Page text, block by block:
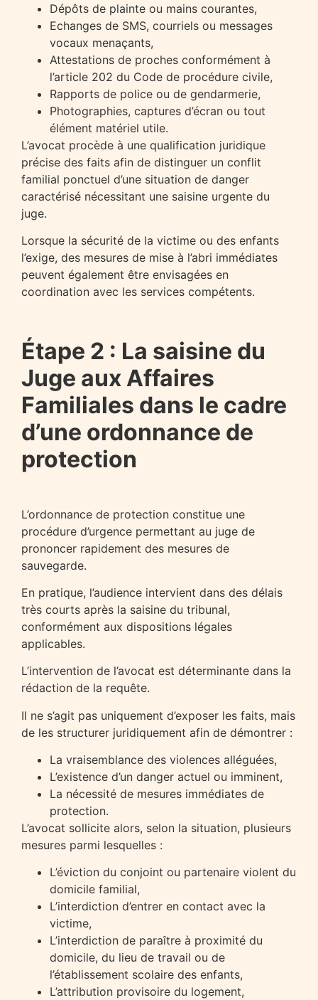
Dépôts de plainte ou mains courantes,
Echanges de SMS, courriels ou messages
vocaux menaçants,
Attestations de proches conformément à
l’article 202 du Code de procédure civile,
Rapports de police ou de gendarmerie,
Photographies, captures d’écran ou tout
élément matériel utile.
L’avocat procède à une qualification juridique
précise des faits afin de distinguer un conflit
familial ponctuel d’une situation de danger
caractérisé nécessitant une saisine urgente du
juge.
Lorsque la sécurité de la victime ou des enfants
l’exige, des mesures de mise à l’abri immédiates
peuvent également être envisagées en
coordination avec les services compétents.
Étape 2 : La saisine du
Juge aux Affaires
Familiales dans le cadre
d’une ordonnance de
protection
L’ordonnance de protection constitue une
procédure d’urgence permettant au juge de
prononcer rapidement des mesures de
sauvegarde.
En pratique, l’audience intervient dans des délais
très courts après la saisine du tribunal,
conformément aux dispositions légales
applicables.
L’intervention de l’avocat est déterminante dans la
rédaction de la requête.
Il ne s’agit pas uniquement d’exposer les faits, mais
de les structurer juridiquement afin de démontrer :
La vraisemblance des violences alléguées,
L’existence d’un danger actuel ou imminent,
La nécessité de mesures immédiates de
protection.
L’avocat sollicite alors, selon la situation, plusieurs
mesures parmi lesquelles :
L’éviction du conjoint ou partenaire violent du
domicile familial,
L’interdiction d’entrer en contact avec la
victime,
L’interdiction de paraître à proximité du
domicile, du lieu de travail ou de
l’établissement scolaire des enfants,
L’attribution provisoire du logement,